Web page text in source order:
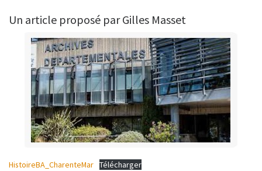
Un article proposé par Gilles Masset
HistoireBA_CharenteMar Télécharger